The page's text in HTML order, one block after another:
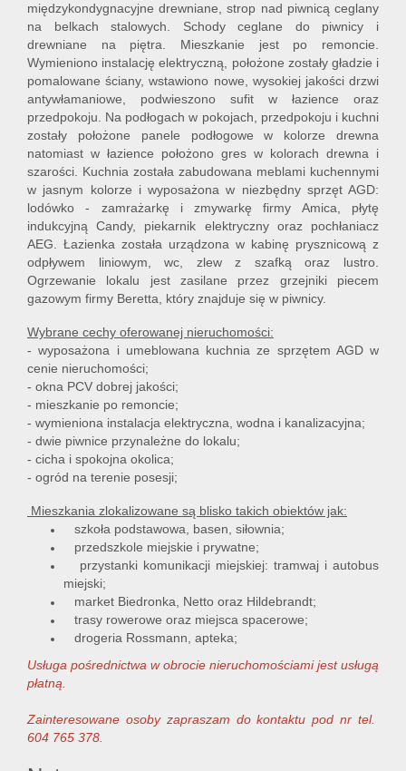
międzykondygnacyjne drewniane, strop nad piwnicą ceglany
na belkach stalowych. Schody ceglane do piwnicy i
drewniane na piętra. Mieszkanie jest po remoncie.
Wymieniono instalację elektryczną, położone zostały gładzie i
pomalowane ściany, wstawiono nowe, wysokiej jakości drzwi
antywłamaniowe, podwieszono sufit w łazience oraz
przedpokoju. Na podłogach w pokojach, przedpokoju i kuchni
zostały położone panele podłogowe w kolorze drewna
natomiast w łazience położono gres w kolorach drewna i
szarości. Kuchnia została zabudowana meblami kuchennymi
w jasnym kolorze i wyposażona w niezbędny sprzęt AGD:
lodówko - zamrażarkę i zmywarkę firmy Amica, płytę
indukcyjną Candy, piekarnik elektryczny oraz pochłaniacz
AEG. Łazienka została urządzona w kabinę prysznicową z
odpływem liniowym, wc, zlew z szafką oraz lustro.
Ogrzewanie lokalu jest zasilane przez grzejniki piecem
gazowym firmy Beretta, który znajduje się w piwnicy.
Wybrane cechy oferowanej nieruchomości:
- wyposażona i umeblowana kuchnia ze sprzętem AGD w
cenie nieruchomości;
- okna PCV dobrej jakości;
- mieszkanie po remoncie;
- wymieniona instalacja elektryczna, wodna i kanalizacyjna;
- dwie piwnice przynależne do lokalu;
- cicha i spokojna okolica;
- ogród na terenie posesji;
Mieszkania zlokalizowane są blisko takich obiektów jak:
szkoła podstawowa, basen, siłownia;
przedszkole miejskie i prywatne;
przystanki komunikacji miejskiej: tramwaj i autobus
miejski;
market Biedronka, Netto oraz Hildebrandt;
trasy rowerowe oraz miejsca spacerowe;
drogeria Rossmann, apteka;
Usługa pośrednictwa w obrocie nieruchomościami jest usługą
płatną.
Zainteresowane osoby zapraszam do kontaktu pod nr tel.
604 765 378.